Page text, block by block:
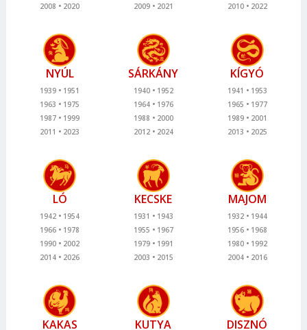
2008
2020
2009
2021
2010
2022
NYÚL
1939
1951
1963
1975
1987
1999
2011
2023
SÁRKÁNY
1940
1952
1964
1976
1988
2000
2012
2024
KÍGYÓ
1941
1953
1965
1977
1989
2001
2013
2025
LÓ
1942
1954
1966
1978
1990
2002
2014
2026
KECSKE
1931
1943
1955
1967
1979
1991
2003
2015
MAJOM
1932
1944
1956
1968
1980
1992
2004
2016
KAKAS KUTYA DISZNÓ